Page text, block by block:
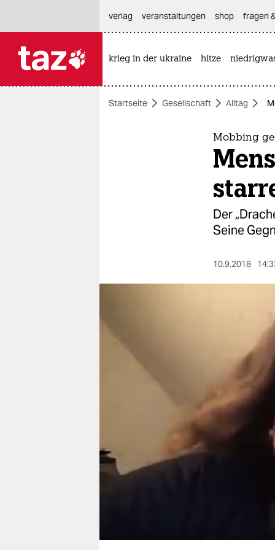
themen
wahrheit
verlag
fragen & hilfe
unterstützen
verlag
veranstaltungen shop fragen
krieg in der ukraine hitze
Startseite Gesellschaft Alltag
Mobbing
Der
Seine
10.9.2018